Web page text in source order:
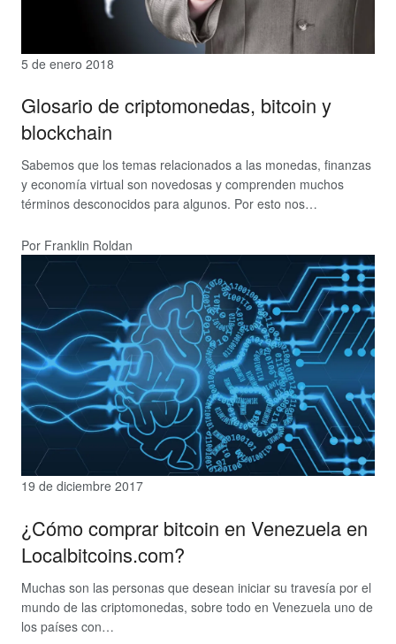
5 de enero 2018
Glosario de criptomonedas, bitcoin y
blockchain
Sabemos que los temas relacionados a las monedas, finanzas
y economía virtual son novedosas y comprenden muchos
términos desconocidos para algunos. Por esto nos…
Por Franklin Roldan
19 de diciembre 2017
¿Cómo comprar bitcoin en Venezuela en
Localbitcoins.com?
Muchas son las personas que desean iniciar su travesía por el
mundo de las criptomonedas, sobre todo en Venezuela uno de
los países con…